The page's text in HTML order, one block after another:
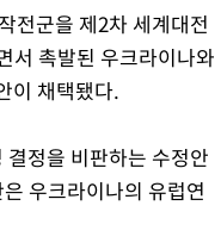
전군을 제2차 세계대전
서 촉발된 우크라이나와
이 채택됐다.
정을 비판하는 수정안
우크라이나의 유럽연